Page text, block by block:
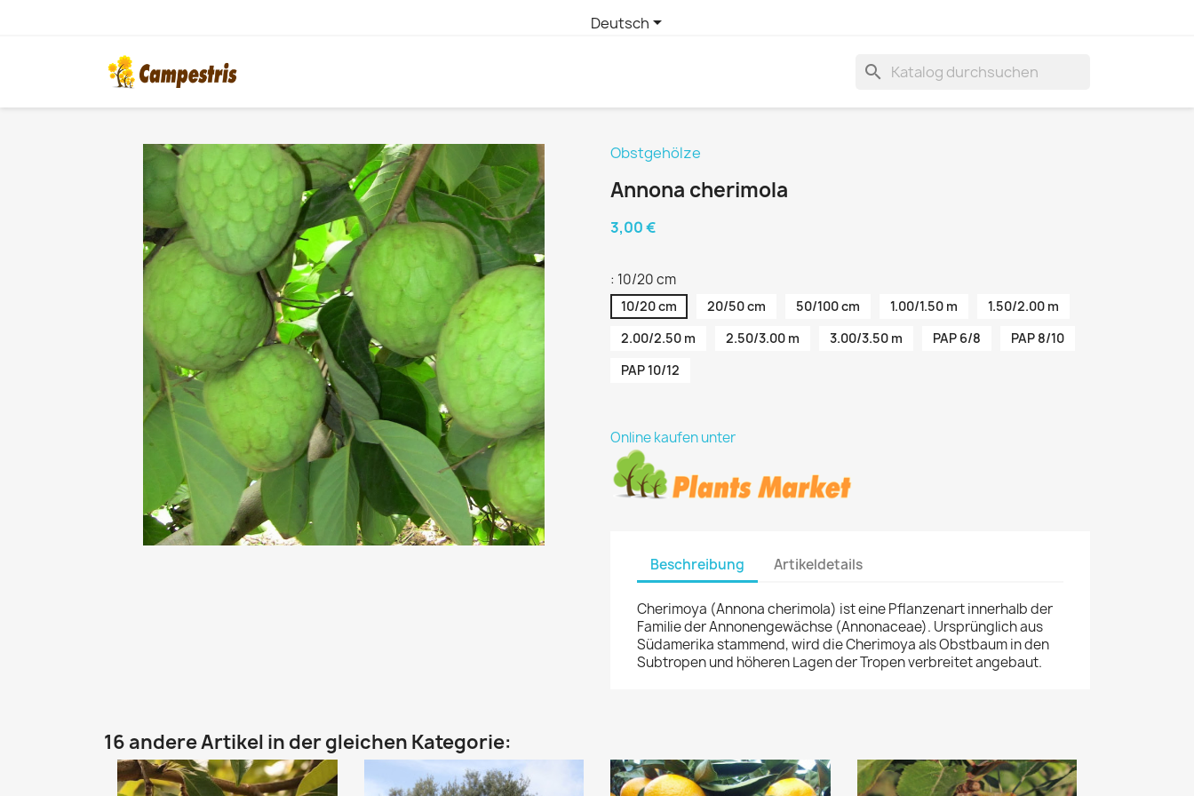
Deutsch
search
Obstgehölze
Annona cherimola
3,00 €
: 10/20 cm
10/20 cm 20/50 cm 50/100 cm 1.00/1.50 m
1.50/2.00 m
2.00/2.50 m
2.50/3.00 m 3.00/3.50 m PAP 6/8
PAP 8/10
PAP 10/12
Online kaufen unter
Beschreibung Artikeldetails
Cherimoya (Annona cherimola) ist eine Pflanzenart innerhalb der
Familie der Annonengewächse (Annonaceae). Ursprünglich aus
Südamerika stammend, wird die Cherimoya als Obstbaum in den
Subtropen und höheren Lagen der Tropen verbreitet angebaut.
16 andere Artikel in der gleichen Kategorie: